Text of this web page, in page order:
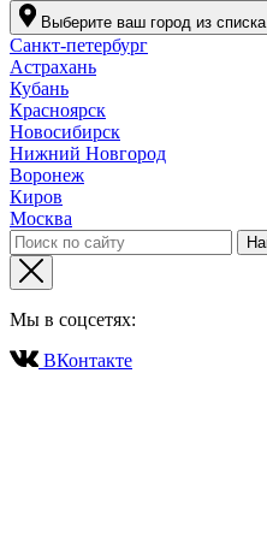
Выберите ваш город из списка
Санкт-петербург
Астрахань
Кубань
Красноярск
Новосибирск
Нижний Новгород
Воронеж
Киров
Москва
Мы в соцсетях:
ВКонтакте